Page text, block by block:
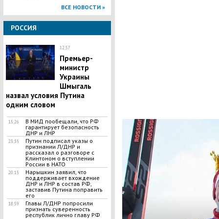
ВСЕ НОВОСТИ »
РОССИЯ
12:57
Премьер-
министр
Украины
Шмыгаль
назвал условия Путина
одним словом
15:26
В МИД пообещали, что РФ
гарантирует безопасность
ДНР и ЛНР
23:35
Путин подписал указы о
признании Л/ДНР и
рассказал о разговоре с
Клинтоном о вступлении
России в НАТО
20:15
Нарышкин заявил, что
поддерживает вхождение
ДНР и ЛНР в состав РФ,
заставив Путина поправить
его
18:59
Главы Л/ДНР попросили
признать суверенность
республик лично главу РФ